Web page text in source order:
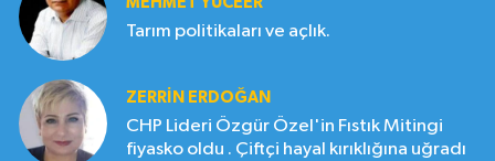
Tarım politikaları ve açlık.
ZERRIN ERDOĞAN
CHP Lideri Özgür Özel'in Fıstık Mitingi
fiyasko oldu . Çiftçi hayal kırıklığına uğradı